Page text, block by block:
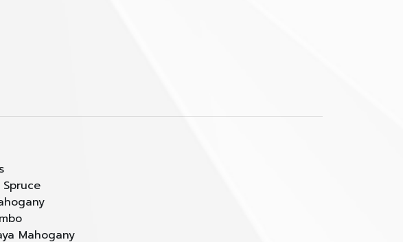
Mahogany